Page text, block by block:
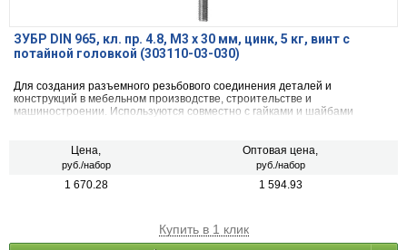
ЗУБР DIN 965, кл. пр. 4.8, M3 х 30 мм, цинк, 5 кг, винт с
потайной головкой (303110-03-030)
Для создания разъемного резьбового соединения деталей и
конструкций в мебельном производстве, строительстве и
машиностроении. Используются совместно с гайками и шайбами
Цена,
руб./набор
Оптовая цена,
руб./набор
1 670.28 1 594.93
Купить в 1 клик